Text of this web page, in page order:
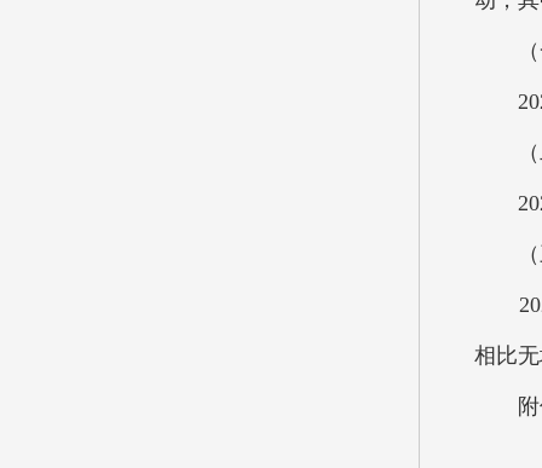
（一
2020
（
2020
（三
2020
相比
附